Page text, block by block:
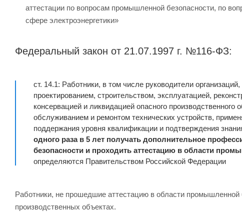
аттестации по вопросам промышленной безопасности, по
сфере электроэнергетики»
Федеральный закон от 21.07.1997 г. №116-ФЗ:
ст. 14.1: Работники, в том числе руководители
проектированием, строительством, эксплуатацией,
консервацией и ликвидацией опасного
обслуживанием и ремонтом технических устройств,
поддержания уровня квалификации и подтверждения
одного раза в 5 лет получать дополнительное
безопасности и проходить аттестацию в области
определяются Правительством Российской Федерации
Работники, не прошедшие аттестацию в области промышленной
производственных объектах.